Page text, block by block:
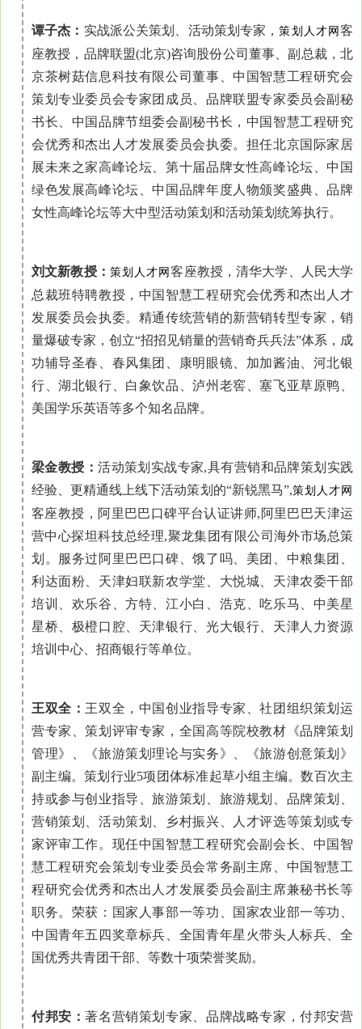
谭子杰： 实战派公关策划、活动策划专家，策划人才网 客
座教授，品牌联盟(北京)咨询股份公司董事、副总裁，北
京茶树菇信息科技有限公司董事、中国智慧工程研究会
策划专业委员会专家团成员、品牌联盟专家委员会副秘
书长、中国品牌节组委会副秘书长，中国智慧工程研究
会优秀和杰出人才发展委员会执委。担任北京国际家居
展未来之家高峰论坛、第十届品牌女性高峰论坛、中国
绿色发展高峰论坛、中国品牌年度人物颁奖盛典、品牌
女性高峰论坛等大中型活动策划和活动策划统筹执行。
刘文新教授： 策划人才网客座教授，清华大学、人民大学
总裁班特聘教授，中国智慧工程研究会优秀和杰出人才
发展委员会执委。精通传统营销的新营销转型专家，销
量爆破专家，创立“招招见销量的营销奇兵兵法”体系，成
功辅导圣春、春风集团、康明眼镜、加加酱油、河北银
行、湖北银行、白象饮品、泸州老窖、塞飞亚草原鸭、
美国学乐英语等多个知名品牌。
梁金教授：活动策划实战专家,具有营销和品牌策划实践
经验、更精通线上线下活动策划的“新锐黑马”,策划人才网
客座教授，阿里巴巴口碑平台认证讲师,阿里巴巴天津运
营中心探坦科技总经理,聚龙集团有限公司海外市场总策
划。服务过阿里巴巴口碑、饿了吗、美团、中粮集团、
利达面粉、天津妇联新农学堂、大悦城、天津农委干部
培训、欢乐谷、方特、江小白、浩克、吃乐马、中美星
星桥、极橙口腔、天津银行、光大银行、天津人力资源
培训中心、招商银行等单位。
王双全： 王双全，中国创业指导专家、社团组织策划运
营专家、策划评审专家，全国高等院校教材《品牌策划
管理》、《旅游策划理论与实务》、《旅游创意策划》
副主编。策划行业5项团体标准起草小组主编。数百次主
持或参与创业指导、旅游策划、旅游规划、品牌策划、
营销策划、活动策划、乡村振兴、人才评选等策划或专
家评审工作。现任中国智慧工程研究会副会长、中国智
慧工程研究会策划专业委员会常务副主席、中国智慧工
程研究会优秀和杰出人才发展委员会副主席兼秘书长等
职务。荣获：国家人事部一等功、国家农业部一等功、
中国青年五四奖章标兵、全国青年星火带头人标兵、全
国优秀共青团干部、等数十项荣誉奖励。
付邦安：著名营销策划专家、品牌战略专家，付邦安营